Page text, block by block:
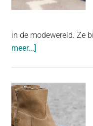
je
in de modewereld. Ze
meer...]
van
oversized
kledingstukken